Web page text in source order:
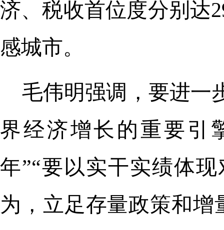
济、税收首位度分别达
感城市。
毛伟明强调，要进一
界经济增长的重要引
年”“要以实干实绩体
为，立足存量政策和